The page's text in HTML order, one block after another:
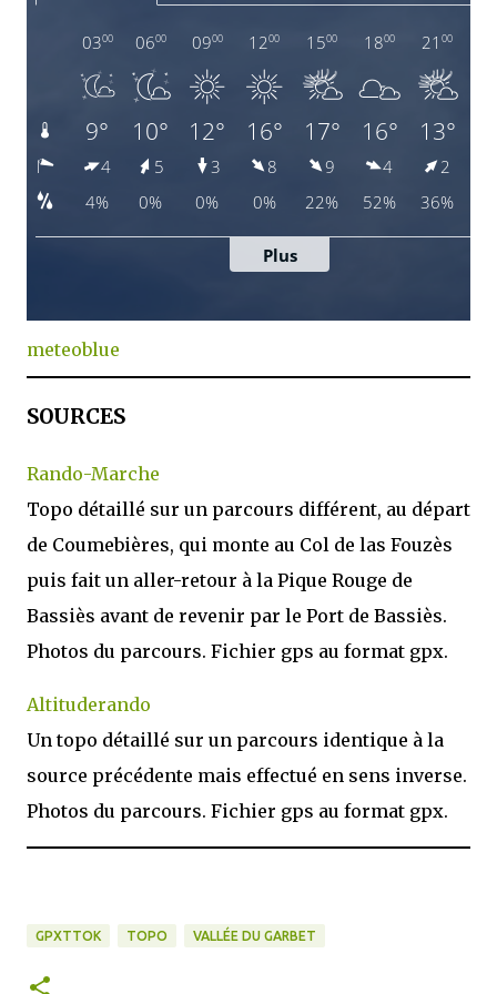
meteoblue
SOURCES
Rando-Marche
Topo détaillé sur un parcours différent, au départ
de Coumebières, qui monte au Col de las Fouzès
puis fait un aller-retour à la Pique Rouge de
Bassiès avant de revenir par le Port de Bassiès.
Photos du parcours. Fichier gps au format gpx.
Altituderando
Un topo détaillé sur un parcours identique à la
source précédente mais effectué en sens inverse.
Photos du parcours. Fichier gps au format gpx.
GPXTTOK TOPO VALLÉE DU GARBET